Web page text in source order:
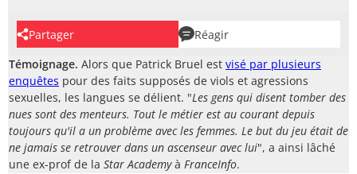
Partager
Réagir
Témoignage. Alors que Patrick Bruel est visé par plusieurs
enquêtes pour des faits supposés de viols et agressions
sexuelles, les langues se délient. "Les gens qui disent tomber des
nues sont des menteurs. Tout le métier est au courant depuis
toujours qu'il a un problème avec les femmes. Le but du jeu était de
ne jamais se retrouver dans un ascenseur avec lui", a ainsi lâché
une ex-prof de la Star Academyà FranceInfo.